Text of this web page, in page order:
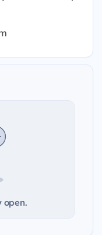
open.